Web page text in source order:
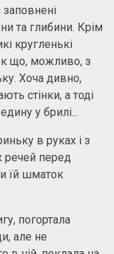
та глибини. Крім
кругленькі
що, можливо, з
Хоча дивно,
стінки, а тоді
у брилі...
в руках і з
речей перед
їй шматок
погортала
але не